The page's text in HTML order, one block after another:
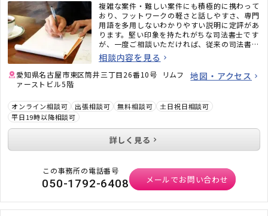
複雑な案件・難しい案件にも積極的に携わって
おり、フットワークの軽さと話しやすさ、専門
用語を多用しないわかりやすい説明に定評があ
ります。堅い印象を持たれがちな司法書士です
が、一度ご相談いただければ、従来の司法書士
のイメージがガラッと変わるかと思います。ど
うぞお気軽にご相談ください。
相談内容を見る
愛知県名古屋市東区筒井三丁目26番10号 リムフ
ァーストビル5階
地図・アクセス
オンライン相談可 出張相談可 無料相談可
土日祝日相談可
平日19時以降相談可
詳しく見る
この事務所の電話番号
050-1792-6408 メールでお問い合わせ